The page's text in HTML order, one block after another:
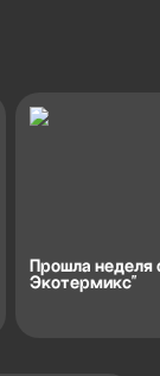
Прошла неделя
Экотермикс"